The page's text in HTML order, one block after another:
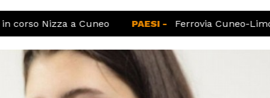
Nizza a Cuneo PAESI - Ferrovia Cuneo-